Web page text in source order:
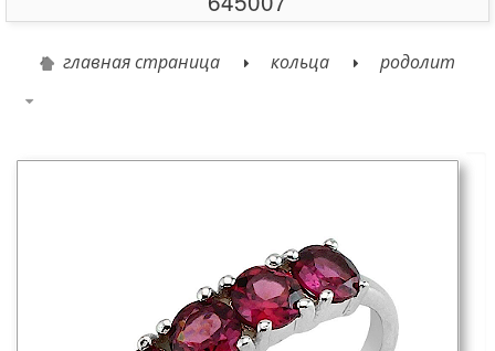
главная страница кольца родолит